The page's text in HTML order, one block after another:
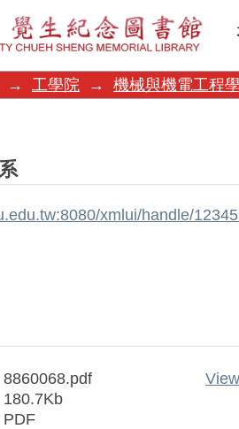
→ 工學院 → 機械與機電工程
xmlui/handle/
8860068.pdf
180.7Kb
PDF